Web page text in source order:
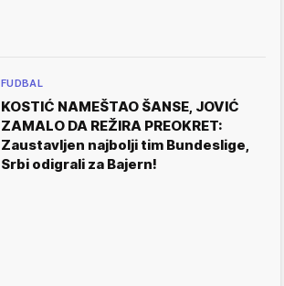
FUDBAL
KOSTIĆ NAMEŠTAO ŠANSE, JOVIĆ
ZAMALO DA REŽIRA PREOKRET:
Zaustavljen najbolji tim Bundeslige,
Srbi odigrali za Bajern!